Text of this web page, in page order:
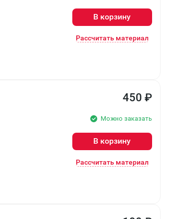
В корзину
Рассчитать материал
450 ₽
Можно заказать
В корзину
Рассчитать материал